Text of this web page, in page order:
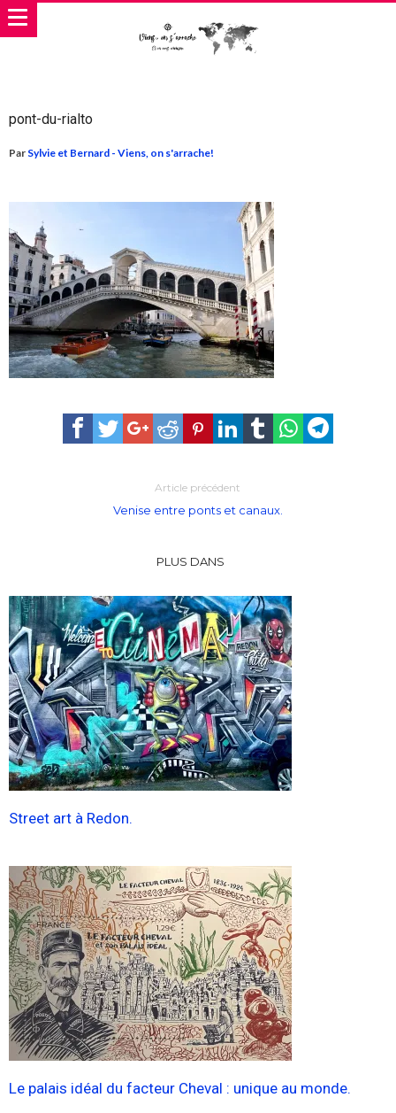
pont-du-rialto
Par Sylvie et Bernard - Viens, on s'arrache!
Article précédent
Venise entre ponts et canaux.
PLUS DANS
Street art à Redon.
Le palais idéal du facteur Cheval : unique au monde.